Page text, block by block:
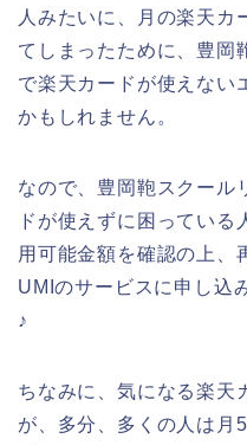
人みたいに、月の楽天カ
てしまったために、豊岡
で楽天カードが使えない
かもしれません。
なので、豊岡鞄スクール
ドが使えずに困っている
用可能金額を確認の上、
UMIのサービスに申し込
♪
ちなみに、気になる楽天
が、多分、多くの人は月